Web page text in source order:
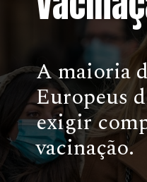
A maioria
Europeus
exigir
vacinação.